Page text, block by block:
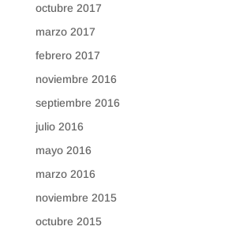
octubre 2017
marzo 2017
febrero 2017
noviembre 2016
septiembre 2016
julio 2016
mayo 2016
marzo 2016
noviembre 2015
octubre 2015